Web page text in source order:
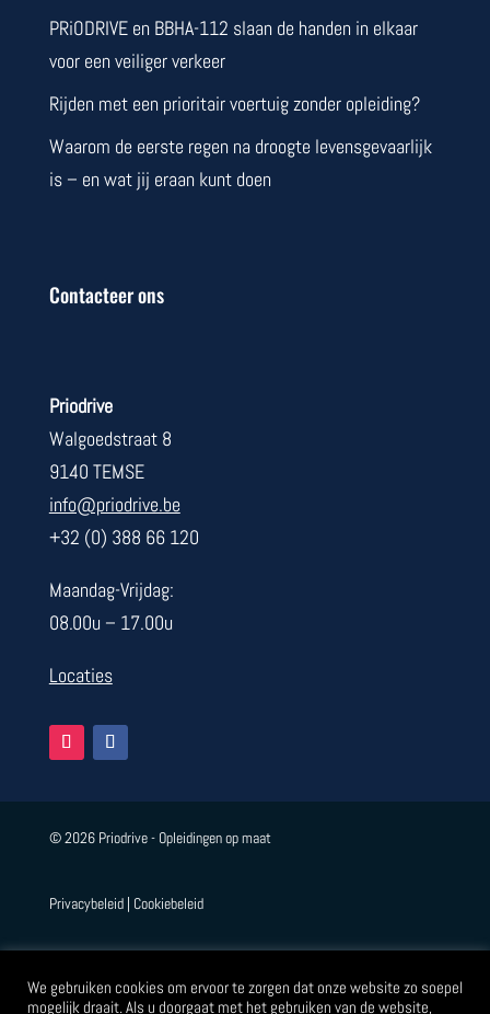
PRiODRIVE en BBHA-112 slaan de handen in elkaar
voor een veiliger verkeer
Rijden met een prioritair voertuig zonder opleiding?
Waarom de eerste regen na droogte levensgevaarlijk
is – en wat jij eraan kunt doen
Contacteer ons
Priodrive
Walgoedstraat 8
9140 TEMSE
info@priodrive.be
+32 (0) 388 66 120
Maandag-Vrijdag:
08.00u – 17.00u
Locaties
© 2026 Priodrive - Opleidingen op maat
Privacybeleid| Cookiebeleid
We gebruiken cookies om ervoor te zorgen dat onze website zo soepel
mogelijk draait. Als u doorgaat met het gebruiken van de website,